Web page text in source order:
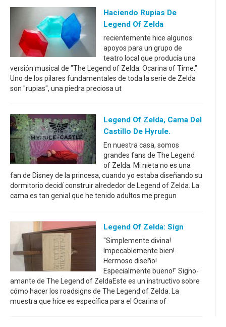
Haciendo Rupias De
Legend Of Zelda
recientemente hice algunos
apoyos para un grupo de
teatro local que producía una
versión musical de "The Legend of Zelda: Ocarina of Time."
Uno de los pilares fundamentales de toda la serie de Zelda
son "rupias", una piedra preciosa ut
Legend Of Zelda, Cama Del
Castillo De Hyrule.
En nuestra casa, somos
grandes fans de The Legend
of Zelda. Mi nieta no es una
fan de Disney de la princesa, cuando yo estaba diseñando su
dormitorio decidí construir alrededor de Legend of Zelda. La
cama es tan genial que he tenido adultos me pregun
Legend Of Zelda: Sign
"Simplemente divina!
Impecablemente bien!
Hermoso diseño!
Especialmente bueno!" Signo-
amante de The Legend of ZeldaEste es un instructivo sobre
cómo hacer los roadsigns de The Legend of Zelda. La
muestra que hice es específica para el Ocarina of